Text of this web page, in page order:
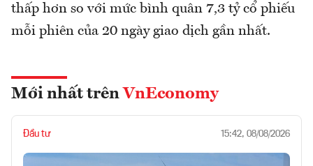
thấp hơn so với mức bình quân 7,3 tỷ cổ phiếu
mỗi phiên của 20 ngày giao dịch gần nhất.
Mới nhất trên VnEconomy
Đầu tư 15:42, 08/08/2026